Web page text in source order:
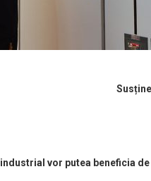
vor putea beneficia